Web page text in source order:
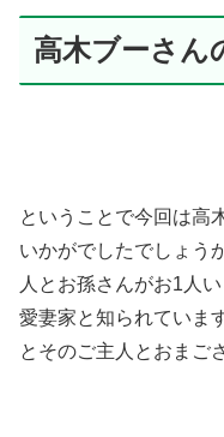
高木ブーさん
ということで今回は高
いかがでしたでしょう
人とお孫さんがお1人
愛妻家と知られていま
とそのご主人とおまご